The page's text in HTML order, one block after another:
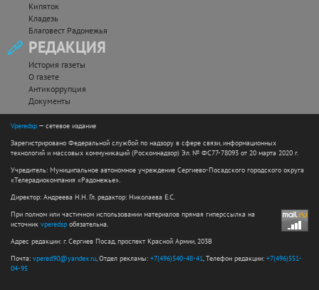
Кипяток
Кладезь
Благовест Радонежья
РЕДАКЦИЯ
История газеты
О газете
Антикоррупция
Документы
Vperedsp — сетевое издание
Зарегистрировано Федеральной службой по надзору в сфере связи, информационных
технологий и массовых коммуникаций (Роскомнадзор) Эл. № ФС77-78093 от 20 марта 2020 г.
Учредитель: Муниципальное автономное учреждение Сергиево-Посадского городского округа
«Телерадиокомпания «Радонежье».
Директор: Андреева Н.Н. Гл. редактор: Николаева Е.С.
При полном или частичном использовании материалов прямая гиперссылка на
источник vperedsp обязательна.
Адрес редакции: г. Сергиев Посад, проспект Красной Армии, 203В
Почта: vpered90@yandex.ru, Отдел рекламы: +7(496)540-48-41, Телефон редакции: +7(496)551-
04-95